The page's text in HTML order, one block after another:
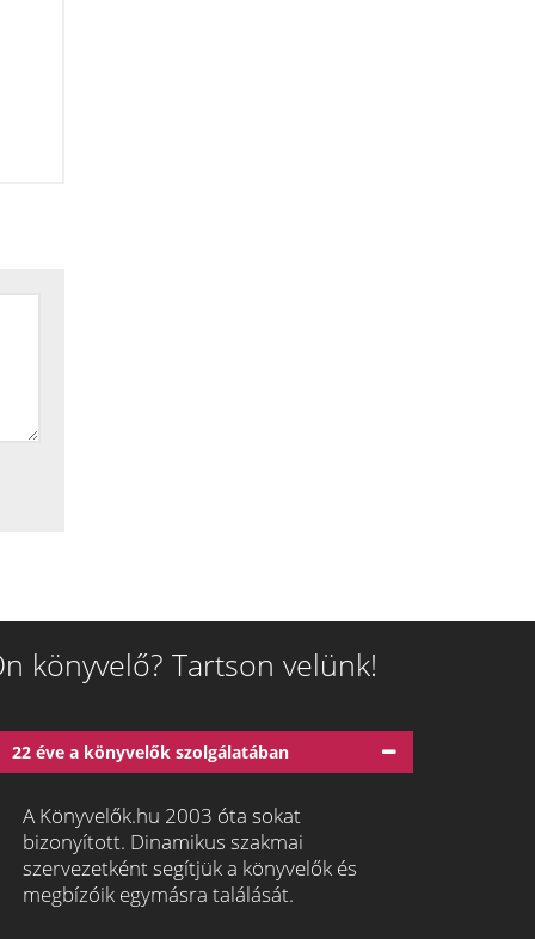
könyvelő? Tartson velünk!
22 éve a könyvelők szolgálatában
A Könyvelők.hu 2003 óta sokat
bizonyított. Dinamikus szakmai
szervezetként segítjük a könyvelők és
megbízóik egymásra találását.